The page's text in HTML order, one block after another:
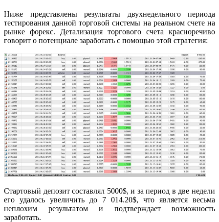
Ниже представлены результаты двухнедельного периода
тестирования данной торговой системы на реальном счете на
рынке форекс. Детализация торгового счета красноречиво
говорит о потенциале заработать с помощью этой стратегия:
Стартовый депозит составлял 5000$, и за период в две недели
его удалось увеличить до 7 014.20$, что является весьма
неплохим результатом и подтверждает возможность
заработать.